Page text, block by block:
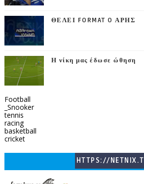
ΘΕΛΕΙ FORMAT O ΑΡΗΣ
Η νίκη μας έδωσε ώθηση
Football
_Snooker
tennis
racing
basketball
cricket
HTTPS://NETNIX.T